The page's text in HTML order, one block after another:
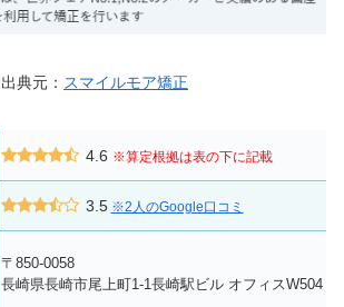
出典元： スマイルモア矯正
4.6 ※算定根拠は表の下に記載
3.5 ※2人のGoogle口コミ
〒850-0058
長崎県長崎市尾上町1-1長崎駅ビル オフィスW504